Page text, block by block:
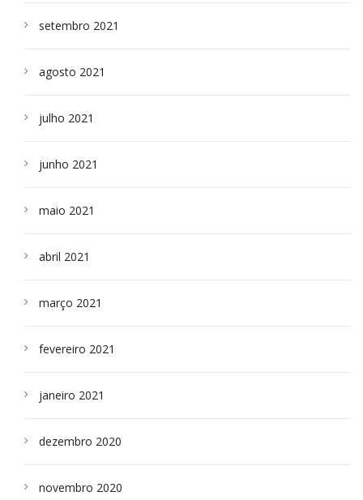
setembro 2021
agosto 2021
julho 2021
junho 2021
maio 2021
abril 2021
março 2021
fevereiro 2021
janeiro 2021
dezembro 2020
novembro 2020